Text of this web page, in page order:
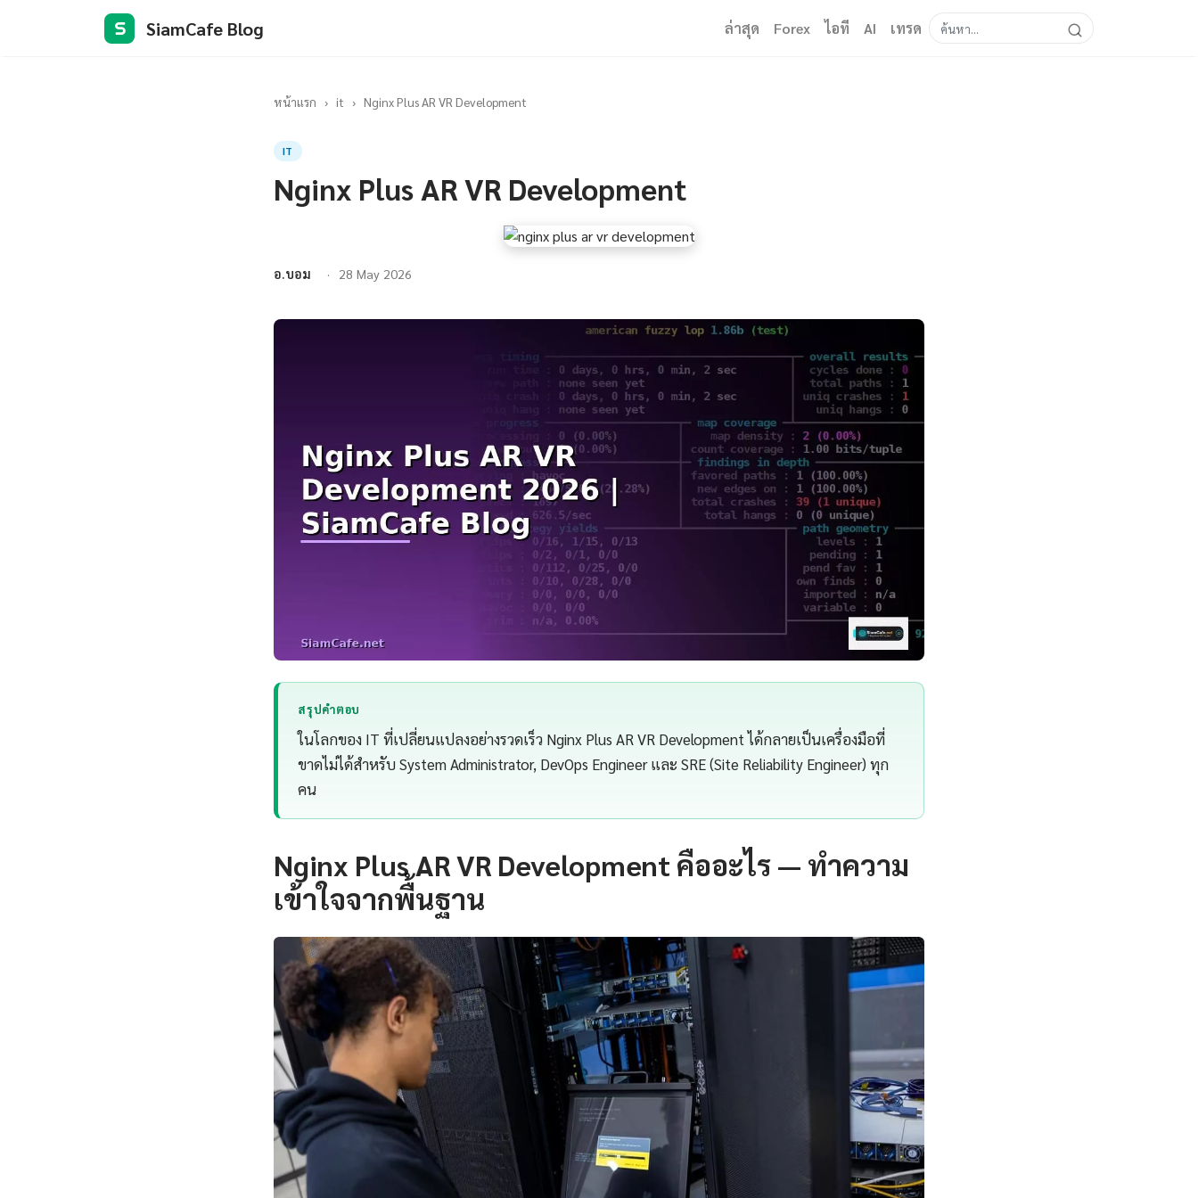
S SiamCafe Blog ล่าสุด Forex ไอที AI เทรด
หน้าแรก › it › Nginx Plus AR VR Development
IT
Nginx Plus AR VR Development
อ.บอม 28 May 2026
สรุปคำตอบ
ในโลกของ IT ที่เปลี่ยนแปลงอย่างรวดเร็ว Nginx Plus AR VR Development ได้กลายเป็นเครื่องมือที่
ขาดไม่ได้สำหรับ System Administrator, DevOps Engineer และ SRE (Site Reliability Engineer) ทุก
คน
Nginx Plus AR VR Development คืออะไร — ทำความ
เข้าใจจากพื้นฐาน